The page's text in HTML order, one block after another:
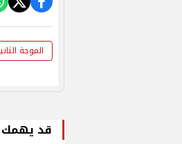
الموجة
قد يهمك